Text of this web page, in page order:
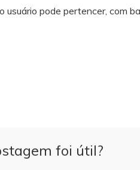
usuário pode pertencer, com
foi útil?